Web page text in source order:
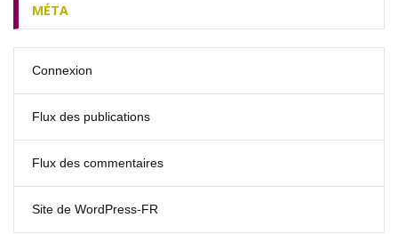
MÉTA
Connexion
Flux des publications
Flux des commentaires
Site de WordPress-FR